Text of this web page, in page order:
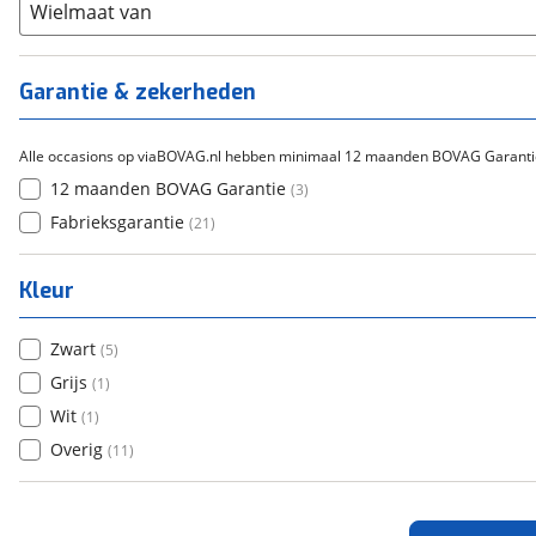
Staal (0 )
Tica
Wielmaat van
Garantie & zekerheden
Alle occasions op viaBOVAG.nl hebben minimaal 12 maanden BOVAG
12 maanden BOVAG Garantie (3)
Fabrieksgarantie (21)
Kleur
Zwart (5)
Grijs (1)
Wit (1)
Overig (11)